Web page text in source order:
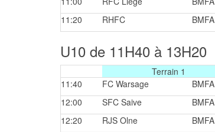
11:20
RHFC BMFA
U10 de 11H40 à 13H20
Terrain 1
11:40
FC Warsage BMFA
12:00
SFC Saive BMFA
12:20
RJS Olne BMFA